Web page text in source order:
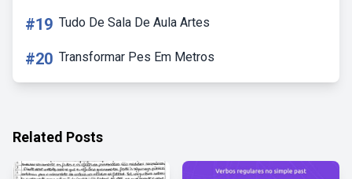
#19 Tudo De Sala De Aula Artes
#20 Transformar Pes Em Metros
Related Posts